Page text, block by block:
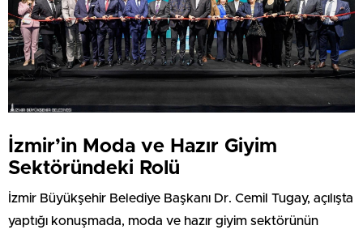
İzmir’in Moda ve Hazır Giyim
Sektöründeki Rolü
İzmir Büyükşehir Belediye Başkanı Dr. Cemil Tugay, açılışta
yaptığı konuşmada, moda ve hazır giyim sektörünün